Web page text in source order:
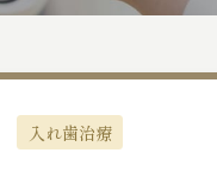
入れ歯治療